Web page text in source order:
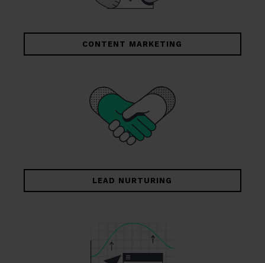
CONTENT MARKETING
LEAD NURTURING